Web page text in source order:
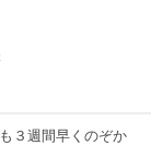
３週間早くのぞか